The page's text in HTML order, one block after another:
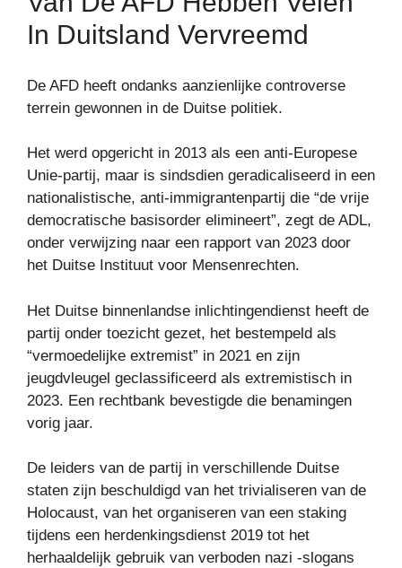
In Duitsland Vervreemd
De AFD heeft ondanks aanzienlijke controverse
terrein gewonnen in de Duitse politiek.
Het werd opgericht in 2013 als een anti-Europese
Unie-partij, maar is sindsdien geradicaliseerd in een
nationalistische, anti-immigrantenpartij die “de vrije
democratische basisorder elimineert”, zegt de ADL,
onder verwijzing naar een rapport van 2023 door
het Duitse Instituut voor Mensenrechten.
Het Duitse binnenlandse inlichtingendienst heeft de
partij onder toezicht gezet, het bestempeld als
“vermoedelijke extremist” in 2021 en zijn
jeugdvleugel geclassificeerd als extremistisch in
2023. Een rechtbank bevestigde die benamingen
vorig jaar.
De leiders van de partij in verschillende Duitse
staten zijn beschuldigd van het trivialiseren van de
Holocaust, van het organiseren van een staking
tijdens een herdenkingsdienst 2019 tot het
herhaaldelijk gebruik van verboden nazi -slogans